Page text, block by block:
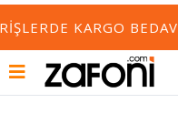
KARGO BEDAVA